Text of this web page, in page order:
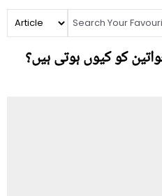
کو کیوں ہوتی ہیں؟